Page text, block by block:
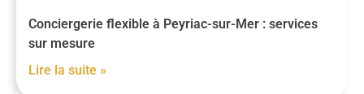
Conciergerie flexible à Peyriac-sur-Mer : services
sur mesure
Lire la suite »